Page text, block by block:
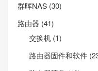
群晖NAS (30)
路由器 (41)
交换机 (1)
路由器固件和软件